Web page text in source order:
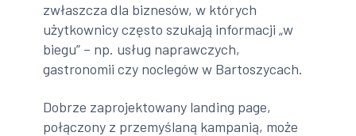
zwłaszcza dla biznesów, w których
użytkownicy często szukają informacji „w
biegu” – np. usług naprawczych,
gastronomii czy noclegów w Bartoszycach.
Dobrze zaprojektowany landing page,
połączony z przemyślaną kampanią, może